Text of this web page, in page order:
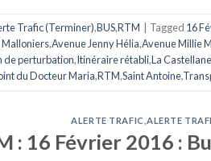
Trafic (Terminer),BUS,RTM Tagged 16
Malloniers,Avenue Jenny Hélia,Avenue Millie
de perturbation,Itinéraire rétabli,La Castellane
du Docteur Maria,RTM,Saint Antoine,
ALERTE TRAFIC ,ALERTE
: 16 Février 2016 :